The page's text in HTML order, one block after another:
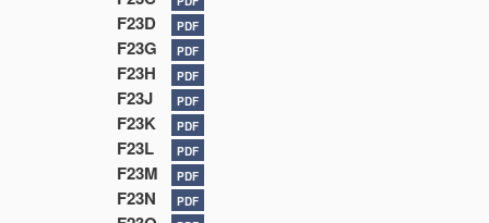
F23D PDF
F23G PDF
F23H PDF
F23J PDF
F23K PDF
F23L PDF
F23M PDF
F23N PDF